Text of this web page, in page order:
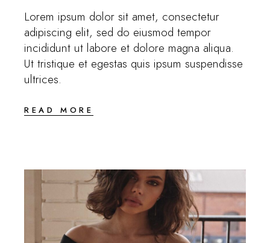
Lorem ipsum dolor sit amet, consectetur
adipiscing elit, sed do eiusmod tempor
incididunt ut labore et dolore magna aliqua.
Ut tristique et egestas quis ipsum suspendisse
ultrices.
READ MORE